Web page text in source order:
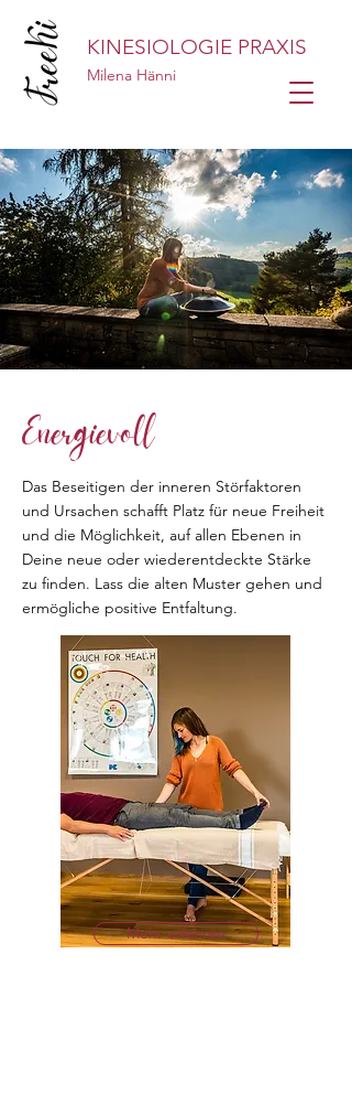
KINESIOLOGIE PRAXIS
Milena Hänni
Energievoll
Das Beseitigen der inneren Störfaktoren
und Ursachen schafft Platz für neue Freiheit
und die Möglichkeit, auf allen Ebenen in
Deine neue oder wiederentdeckte Stärke
zu finden. Lass die alten Muster gehen und
ermögliche positive Entfaltung.
Mehr erfahren